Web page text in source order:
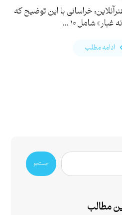
خراسانی با این توضیح که
غبار» شامل ۱۰ ...
ادامه مطلب
جستجو
مطالب